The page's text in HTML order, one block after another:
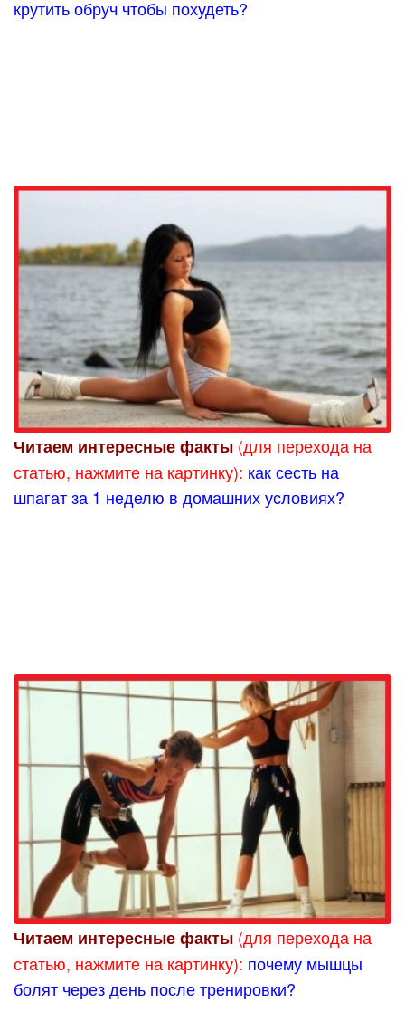
крутить обруч чтобы похудеть?
Читаем интересные факты (для перехода на
статью, нажмите на картинку): как сесть на
шпагат за 1 неделю в домашних условиях?
Читаем интересные факты (для перехода на
статью, нажмите на картинку): почему мышцы
болят через день после тренировки?